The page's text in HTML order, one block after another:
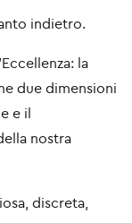
indietro.
la
due dimensioni
e il
nostra
discreta,